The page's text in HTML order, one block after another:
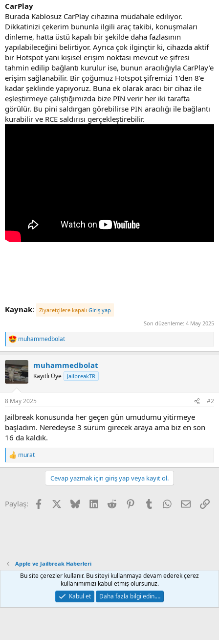
CarPlay
Burada Kablosuz CarPlay cihazına müdahale ediliyor.
Dikkatinizi çekerim bununla ilgili araç takibi, konuşmaları
dinleme, hatta üstü kapalı bir şekilde daha fazlasının
yapılabileceğini belirtiyor. Ayrıca çok ilginçtir ki, cihazda aktif
bir Hotspot yani kişisel erişim noktası mevcut ve şifresi
tahmin edilip bağlantı kurulur ise, bunun aracılığıyla CarPlay’e
erişim sağlanabilir. Bir çoğumuz Hotspot şifremizi 1’den 8’e
kadar şeklinde yapıyoruz. Buna ek olarak aracı bir cihaz ile
eşleştirmeye çalıştığımızda bize PIN verir her iki tarafta
görülür. Bu pini saldırgan görebilirse PIN aracılığı ile bağlantı
kurabilir ve RCE saldırısı gerçekleştirebilir.
Kaynak: Ziyaretçilere kapalı Giriş yap
Son düzenleme: 4 May 2025
R
e
c
t
i
n
s
muhammedbolat
muhammedbolat
Kayıtlı Üye JailbreakTR
8 May 2025 #2
Jailbreak konusunda her geçen gün umudumu yitirmeye
başladım. Neredeyse 3 sürüm girecek araya ama biz en son
16 da kaldık.
R
e
o
murat
Cevap yazmak için giriş yap veya kayıt ol.
Paylaş: Facebook BlueskyLinkedInReddit PinterestTumblr WhatsApp
E-posta
Apple ve Jailbreak Haberleri
Türkçe (TR)
Gizlilik Yardım Ana sayfa
R
Bu site çerezler kullanır. Bu siteyi kullanmaya devam ederek çerez
kullanımımızı kabul etmiş olursunuz.
Kabul et
Daha fazla bilgi edin.…